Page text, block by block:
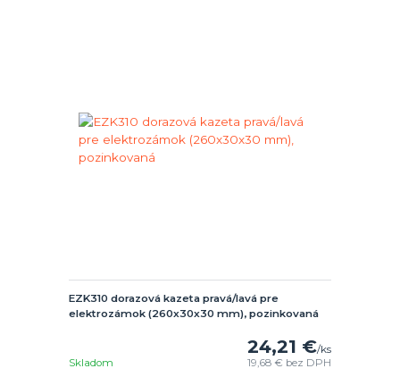
EZK310 dorazová kazeta pravá/lavá pre
elektrozámok (260x30x30 mm), pozinkovaná
24,21 €/ks
19,68 € bez DPH
Skladom